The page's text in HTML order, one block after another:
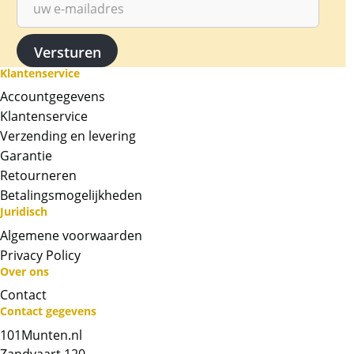
weegt 31,1 gram (24 karaat met 9999/10000)
en bevat daarmee exact 1 oz goud.
Dit is het eerste jaar waarbij een portret staat
afgebeeld van Koning Charles III.
Levering
De munten worden geleverd in een passende
capsule (30mm).
Kwaliteit
De munten worden uit voorraad geleverd, en
producent af. De munten kunnen soms
krassen, aanslag en/of melkvlekken bevatten.
Chat met ons
Klantenservice
Accountgegevens
Klantenservice
Verzending en levering
Garantie
Retourneren
Betalingsmogelijkheden
Juridisch
Algemene voorwaarden
Privacy Policy
Over ons
Contact
Contact gegevens
101Munten.nl